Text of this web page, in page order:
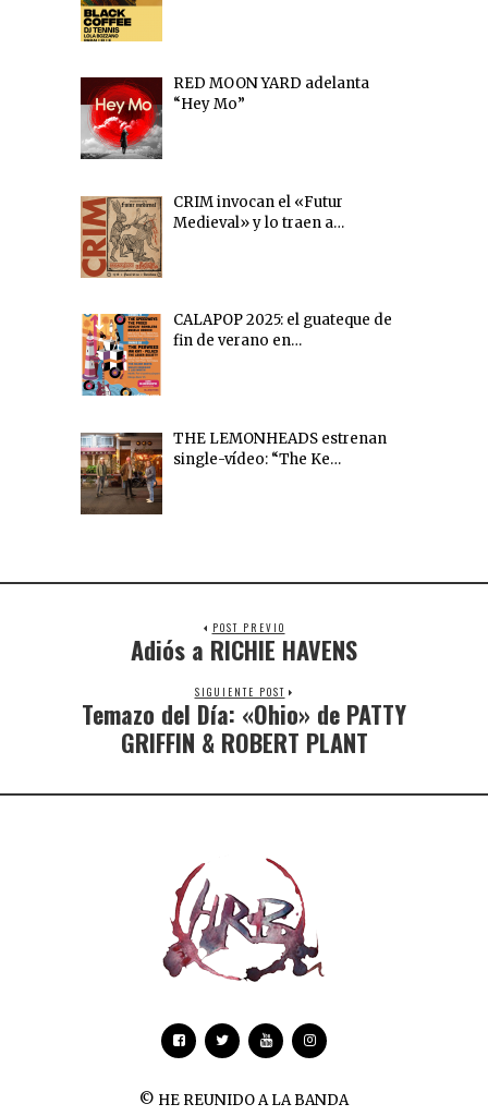
RED MOON YARD adelanta
“Hey Mo”
CRIM invocan el «Futur
Medieval» y lo traen a…
CALAPOP 2025: el guateque de
fin de verano en…
THE LEMONHEADS estrenan
single-vídeo: “The Ke…
POST PREVIO
Adiós a RICHIE HAVENS
SIGUIENTE POST
Temazo del Día: «Ohio» de PATTY
GRIFFIN & ROBERT PLANT
© HE REUNIDO A LA BANDA